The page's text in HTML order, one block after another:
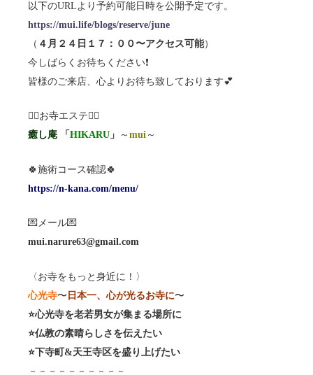
以下のURLより予約可能日時を公開予定です。
https://mui.life/blogs/reserve/june
（ ４月２４日１７：００〜アクセス可能）
今しばらくお待ちください❗️
皆様のご来店、心よりお待ち致しております💕
💆‍♀️お寺エステ💆‍♂️
癒し庵 「 HIKARU 」 ～ mui ～
🍀施術コース確認🍀
https://n-kana.com/menu/
💌メール💌
mui.narure63@gmail.com
〈お寺をもっと身近に！〉
心光寺〜 日本一、心が光るお寺に〜
⭐️心光寺を老若男女が集まる場所に
⭐️仏教の素晴らしさを伝えたい
⭐️下寺町&天王寺区を盛り上げたい
－－－－－－－－－－